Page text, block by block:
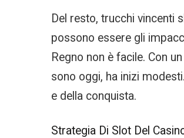
Del resto, trucchi vincenti
possono essere gli
Regno non è facile. Con
sono oggi, ha inizi
e della conquista.
Strategia Di Slot Del